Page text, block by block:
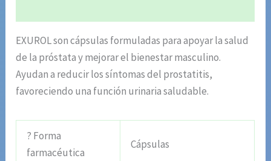
EXUROL son cápsulas formuladas para apoyar la salud
de la próstata y mejorar el bienestar masculino.
Ayudan a reducir los síntomas del prostatitis,
favoreciendo una función urinaria saludable.
? Forma
farmacéutica
Cápsulas